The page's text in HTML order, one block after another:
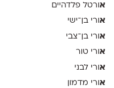
אורטל פלדהיים
אורי בן־ישי
אורי בן־צבי
אורי טור
אורי לבני
אורי מדמון